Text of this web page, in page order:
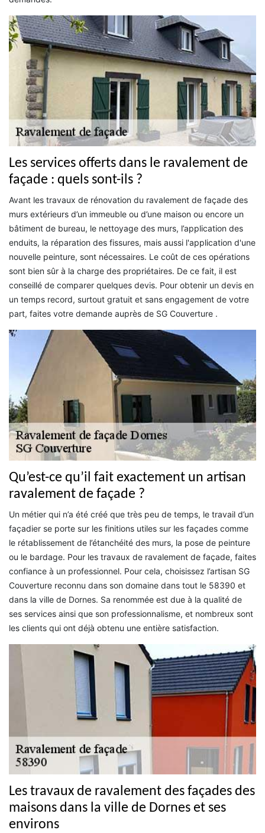
Les services offerts dans le ravalement de
façade : quels sont-ils ?
Avant les travaux de rénovation du ravalement de façade des
murs extérieurs d’un immeuble ou d’une maison ou encore un
bâtiment de bureau, le nettoyage des murs, l’application des
enduits, la réparation des fissures, mais aussi l'application d'une
nouvelle peinture, sont nécessaires. Le coût de ces opérations
sont bien sûr à la charge des propriétaires. De ce fait, il est
conseillé de comparer quelques devis. Pour obtenir un devis en
un temps record, surtout gratuit et sans engagement de votre
part, faites votre demande auprès de SG Couverture .
Qu’est-ce qu’il fait exactement un artisan
ravalement de façade ?
Un métier qui n’a été créé que très peu de temps, le travail d’un
façadier se porte sur les finitions utiles sur les façades comme
le rétablissement de l’étanchéité des murs, la pose de peinture
ou le bardage. Pour les travaux de ravalement de façade, faites
confiance à un professionnel. Pour cela, choisissez l’artisan SG
Couverture reconnu dans son domaine dans tout le 58390 et
dans la ville de Dornes. Sa renommée est due à la qualité de
ses services ainsi que son professionnalisme, et nombreux sont
les clients qui ont déjà obtenu une entière satisfaction.
Les travaux de ravalement des façades des
maisons dans la ville de Dornes et ses
environs